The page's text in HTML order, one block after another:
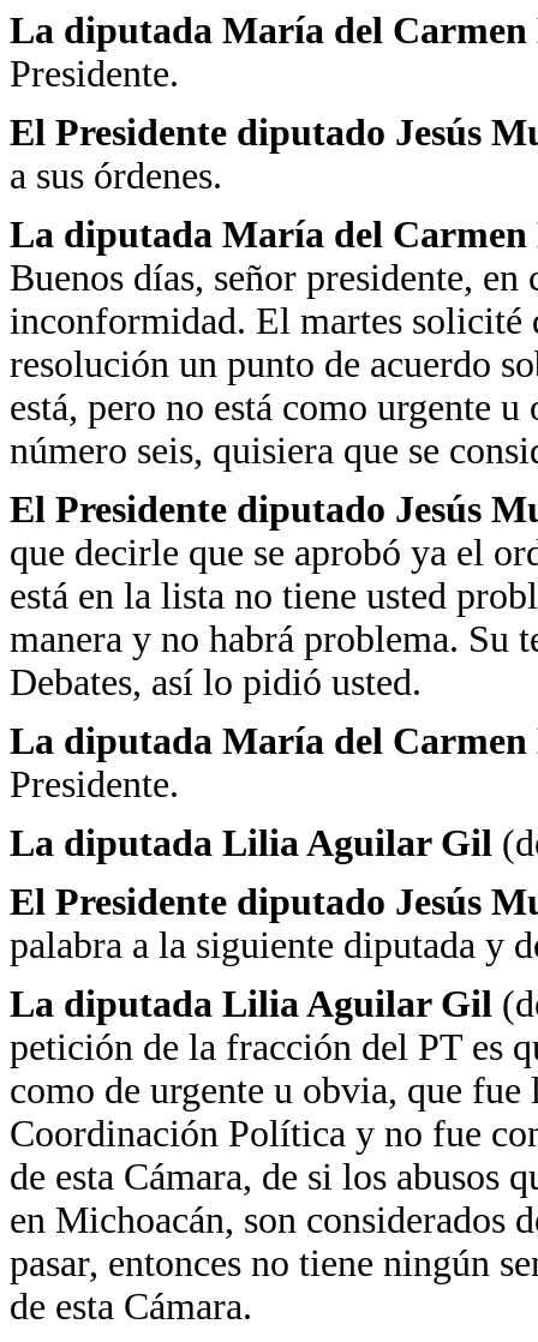
La diputada María del
Presidente.
El Presidente diputado Jesús
a sus órdenes.
La diputada María del
Buenos días, señor presidente,
inconformidad. El martes solicité
resolución un punto de acuerdo
está, pero no está como urgente
número seis, quisiera que se
El Presidente diputado Jesús
que decirle que se aprobó ya el
está en la lista no tiene usted
manera y no habrá problema. Su
Debates, así lo pidió usted.
La diputada María del
Presidente.
La diputada Lilia Aguilar Gil
El Presidente diputado Jesús
palabra a la siguiente diputada y
La diputada Lilia Aguilar Gil
petición de la fracción del PT es
como de urgente u obvia, que fue
Coordinación Política y no fue
de esta Cámara, de si los abusos
en Michoacán, son considerados
pasar, entonces no tiene ningún
de esta Cámara.